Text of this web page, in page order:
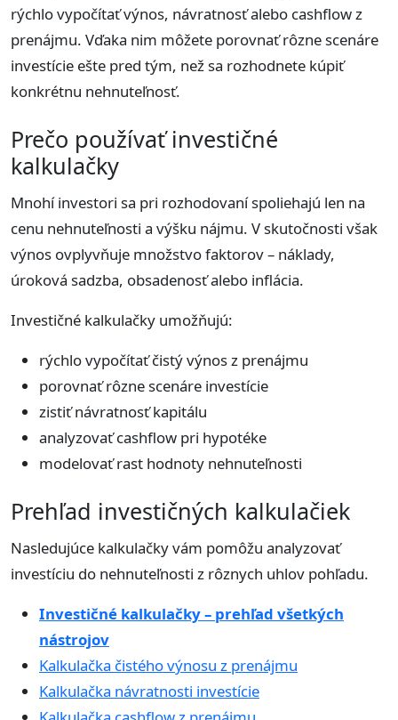
rýchlo vypočítať výnos, návratnosť alebo cashflow z
prenájmu. Vďaka nim môžete porovnať rôzne scenáre
investície ešte pred tým, než sa rozhodnete kúpiť
konkrétnu nehnuteľnosť.
Prečo používať investičné
kalkulačky
Mnohí investori sa pri rozhodovaní spoliehajú len na
cenu nehnuteľnosti a výšku nájmu. V skutočnosti však
výnos ovplyvňuje množstvo faktorov – náklady,
úroková sadzba, obsadenosť alebo inflácia.
Investičné kalkulačky umožňujú:
rýchlo vypočítať čistý výnos z prenájmu
porovnať rôzne scenáre investície
zistiť návratnosť kapitálu
analyzovať cashflow pri hypotéke
modelovať rast hodnoty nehnuteľnosti
Prehľad investičných kalkulačiek
Nasledujúce kalkulačky vám pomôžu analyzovať
investíciu do nehnuteľnosti z rôznych uhlov pohľadu.
Investičné kalkulačky – prehľad všetkých
nástrojov
Kalkulačka čistého výnosu z prenájmu
Kalkulačka návratnosti investície